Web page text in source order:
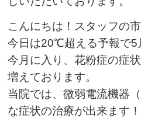
こんにちは！スタッフの市
今日は20℃超える予報で5
今月に入り、花粉症の症
増えております。
当院では、微弱電流機器
な症状の治療が出来ます！